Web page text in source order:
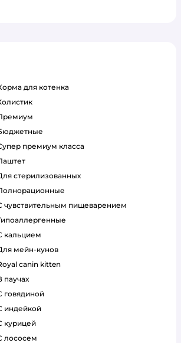
корма для котенка
холистик
премиум
бюджетные
супер премиум класса
паштет
для стерилизованных
полнорационные
с чувствительным пищеварением
гипоаллергенные
с кальцием
для мейн-кунов
royal canin kitten
в паучах
с говядиной
с индейкой
с курицей
с лососем